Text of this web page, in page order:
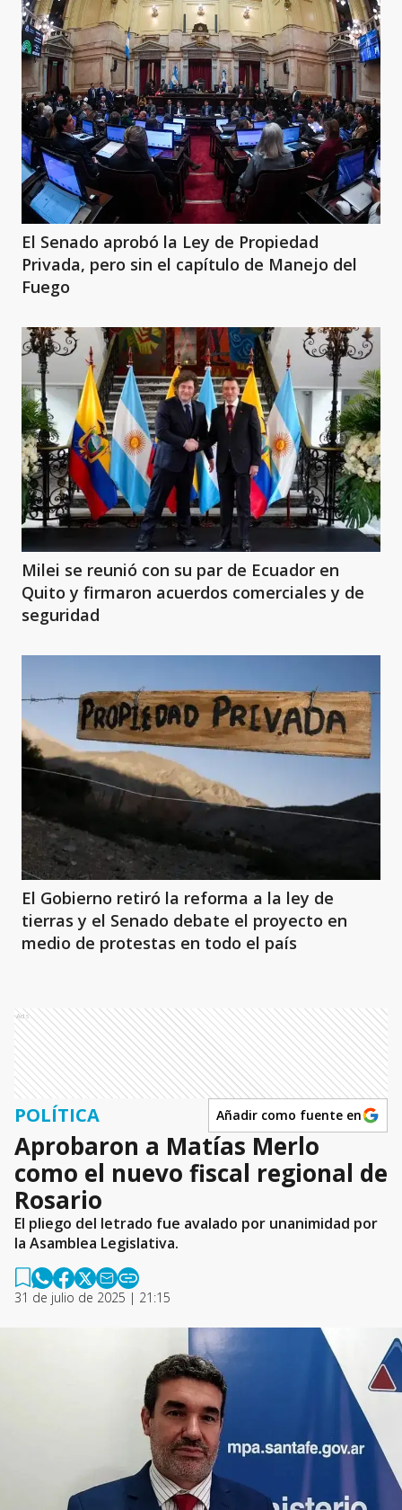
El Senado aprobó la Ley de Propiedad
Privada, pero sin el capítulo de Manejo del
Fuego
Milei se reunió con su par de Ecuador en
Quito y firmaron acuerdos comerciales y de
seguridad
El Gobierno retiró la reforma a la ley de
tierras y el Senado debate el proyecto en
medio de protestas en todo el país
Ads
POLÍTICA Añadir como fuente en
Aprobaron a Matías Merlo
como el nuevo fiscal regional de
Rosario
El pliego del letrado fue avalado por unanimidad por
la Asamblea Legislativa.
31 de julio de 2025 | 21:15